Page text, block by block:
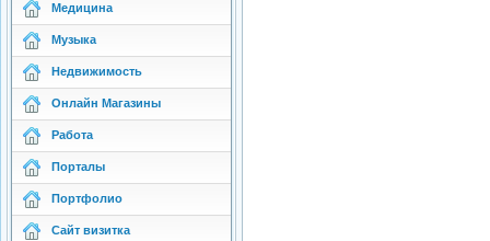
Медицина
Музыка
Недвижимость
Онлайн Магазины
Работа
Порталы
Портфолио
Сайт визитка